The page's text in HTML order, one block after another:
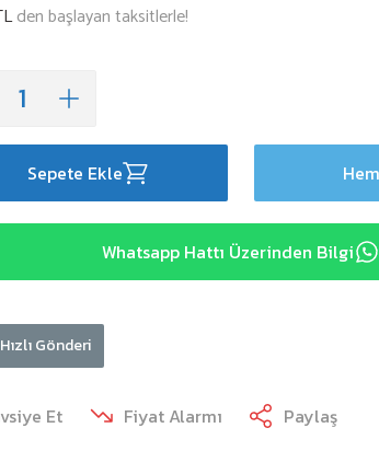
den başlayan taksitlerle!
Sepete Ekle
Whatsapp Hattı Üzerinden Bilgi
Hızlı Gönderi
Et Fiyat Alarmı Paylaş